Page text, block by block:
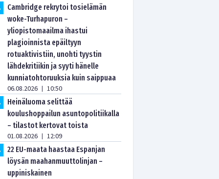
Cambridge rekrytoi tosielämän
woke-Turhapuron –
yliopistomaailma ihastui
plagioinnista epäiltyyn
rotuaktivistiin, unohti tyystin
lähdekritiikin ja syyti hänelle
kunniatohtoruuksia kuin saippuaa
06.08.2026 | 10:50
.
Heinäluoma selittää
koulushoppailun asuntopolitiikalla
– tilastot kertovat toista
01.08.2026 | 12:09
22 EU-maata haastaa Espanjan
löysän maahanmuuttolinjan –
uppiniskainen